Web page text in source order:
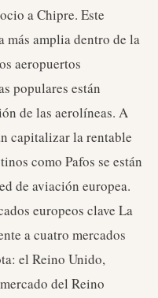
a Chipre. Este
más amplia dentro de la
aeropuertos
populares están
de las aerolíneas. A
capitalizar la rentable
como Pafos se están
de aviación europea.
europeos clave La
a cuatro mercados
el Reino Unido,
del Reino